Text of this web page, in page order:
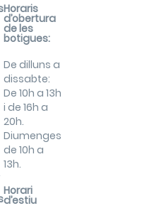
Horaris
d’obertura
de les
botigues:
De dilluns a
dissabte:
De 10h a 13h
i de 16h a
20h.
Diumenges
de 10h a
13h.
Horari
d’estiu